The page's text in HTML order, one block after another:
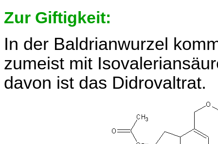
Zur Giftigkeit:
In der Baldrianwurzel
zumeist mit
davon ist das Didrovaltrat.